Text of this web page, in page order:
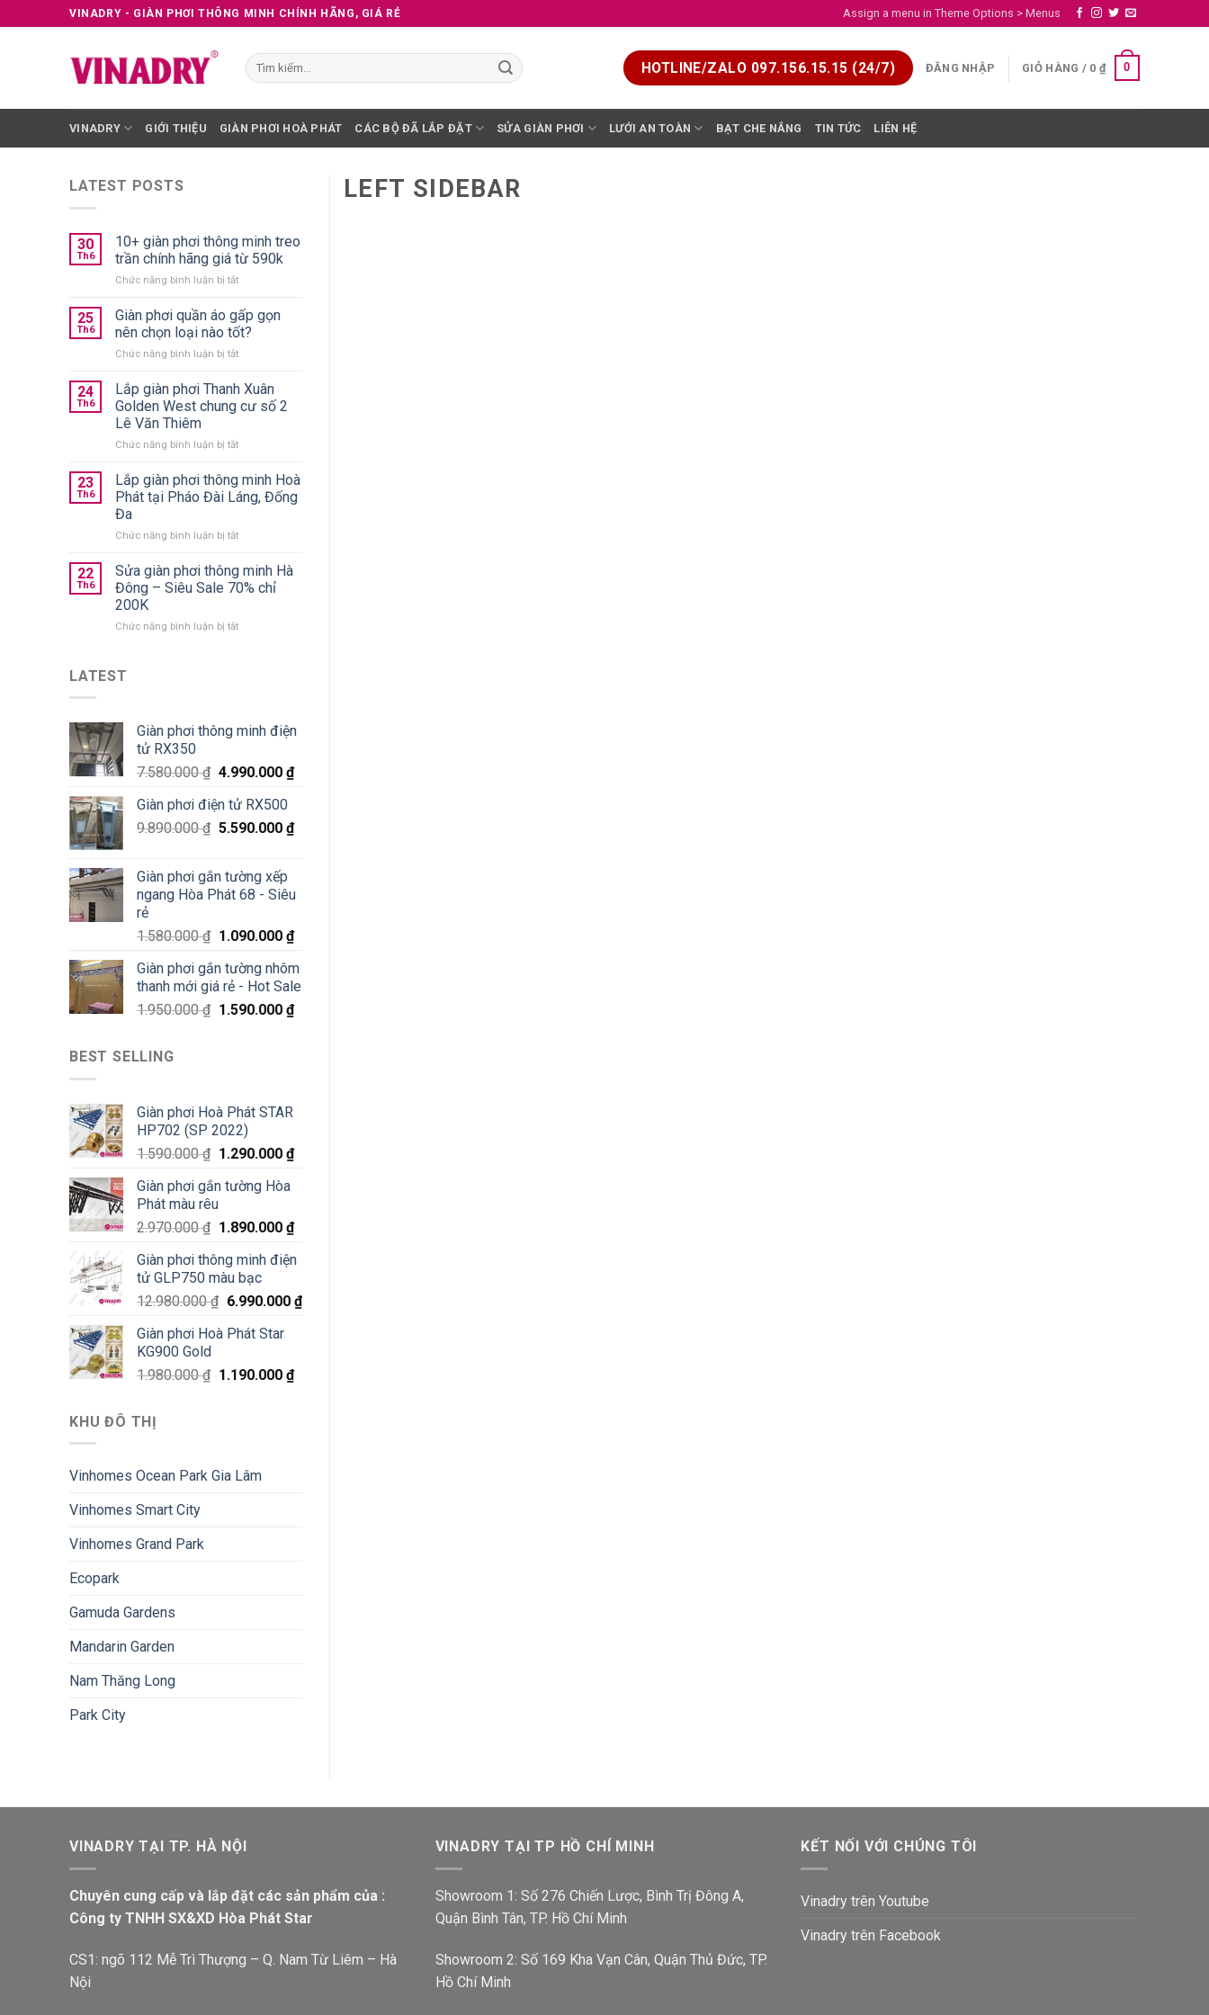
to
VINADRY - GIÀN PHƠI THÔNG MINH CHÍNH HÃNG, GIÁ RẺ Assign a menu in Theme Options > Menus
Tìm
kiếm:
HOTLINE/ZALO 097.156.15.15 (24/7) ĐĂNG NHẬP GIỎ HÀNG / 0 ₫ 0
VINADRY GIỚI THIỆU GIÀN PHƠI HOÀ PHÁT CÁC BỘ ĐÃ LẮP ĐẶT SỬA GIÀN PHƠI LƯỚI AN TOÀN BẠT CHE NẮNG TIN TỨC LIÊN HỆ
LEFT SIDEBAR
LATEST POSTS
30
Th6
10+ giàn phơi thông minh treo
trần chính hãng giá từ 590k
Chức năng bình luận bị tắtở
giàn
phơi
thông
minh
trần
chính
từ
25
Th6
Giàn phơi quần áo gấp gọn
nên chọn loại nào tốt?
Chức năng bình luận bị tắtở
phơi
áo
gọn
chọn
loại
nào
24
Th6
Lắp giàn phơi Thanh Xuân
Golden West chung cư số 2
Lê Văn Thiêm
Chức năng bình luận bị tắtở
giàn
phơi
Thanh
Golden
chung
cư
số
Lê
23
Th6
Lắp giàn phơi thông minh Hoà
Phát tại Pháo Đài Láng, Đống
Đa
Chức năng bình luận bị tắtở
giàn
phơi
thông
Hoà
Đa
22
Th6
Sửa giàn phơi thông minh Hà
Đông – Siêu Sale 70% chỉ
200K
Chức năng bình luận bị tắtở
Đông
Sale
chỉ
200K
LATEST
Giàn phơi thông minh điện
tử RX350
7.580.000₫ 4.990.000 ₫
Giàn phơi điện tử RX500
9.890.000₫ 5.590.000 ₫
Giàn phơi gắn tường xếp
ngang Hòa Phát 68 - Siêu
rẻ
1.580.000₫ 1.090.000 ₫
Giàn phơi gắn tường nhôm
thanh mới giá rẻ - Hot Sale
1.950.000₫ 1.590.000 ₫
BEST SELLING
Giàn phơi Hoà Phát STAR
HP702 (SP 2022)
1.590.000₫ 1.290.000 ₫
Giàn phơi gắn tường Hòa
Phát màu rêu
2.970.000₫ 1.890.000 ₫
Giàn phơi thông minh điện
tử GLP750 màu bạc
12.980.000₫ 6.990.000 ₫
Giàn phơi Hoà Phát Star
KG900 Gold
1.980.000₫ 1.190.000 ₫
KHU ĐÔ THỊ
Vinhomes Ocean Park Gia Lâm
Vinhomes Smart City
Vinhomes Grand Park
Ecopark
Gamuda Gardens
Mandarin Garden
Nam Thăng Long
Park City
VINADRY TẠI TP. HÀ NỘI
Chuyên cung cấp và lắp đặt các sản phẩm của :
Công ty TNHH SX&XD Hòa Phát Star
CS1: ngõ 112 Mễ Trì Thượng – Q. Nam Từ Liêm – Hà
Nội
VINADRY TẠI TP HỒ CHÍ MINH
Showroom 1: Số 276 Chiến Lược, Bình Trị Đông A,
Quận Bình Tân, TP. Hồ Chí Minh
Showroom 2: Số 169 Kha Vạn Cân, Quận Thủ Đức, TP.
Hồ Chí Minh
KẾT NỐI VỚI CHÚNG TÔI
Vinadry trên Youtube
Vinadry trên Facebook